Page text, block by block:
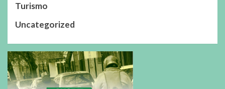
Turismo
Uncategorized